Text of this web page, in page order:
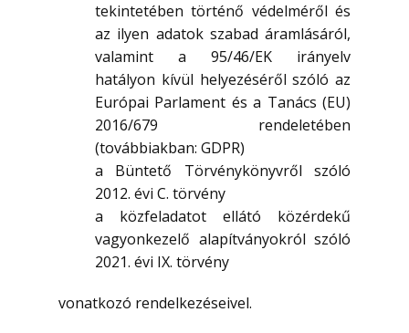
tekintetében történő védelméről és
az ilyen adatok szabad áramlásáról,
valamint a 95/46/EK irányelv
hatályon kívül helyezéséről szóló az
Európai Parlament és a Tanács (EU)
2016/679 rendeletében
(továbbiakban: GDPR)
a Büntető Törvénykönyvről szóló
2012. évi C. törvény
a közfeladatot ellátó közérdekű
vagyonkezelő alapítványokról szóló
2021. évi IX. törvény
vonatkozó rendelkezéseivel.